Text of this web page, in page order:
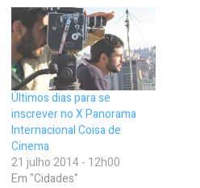
Últimos dias para se
inscrever no X Panorama
Internacional Coisa de
Cinema
21 julho 2014 - 12h00
Em "Cidades"